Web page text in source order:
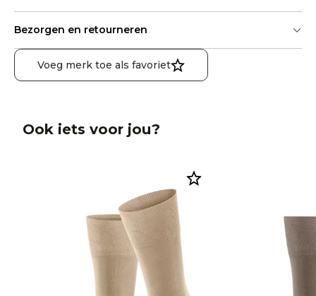
Bezorgen en retourneren
Voeg merk toe als favoriet
Ook iets voor jou?